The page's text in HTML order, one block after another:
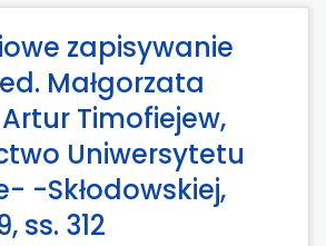
zapisywanie
Małgorzata
Timofiejew,
Uniwersytetu
-Skłodowskiej,
ss. 312